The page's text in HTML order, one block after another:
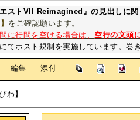
エストVII Reimagined』の見出しに
をご確認願います。
に行間を空ける場合は、 空行の文頭
にてホスト規制を実施しています。巻
編集 添付
わ】